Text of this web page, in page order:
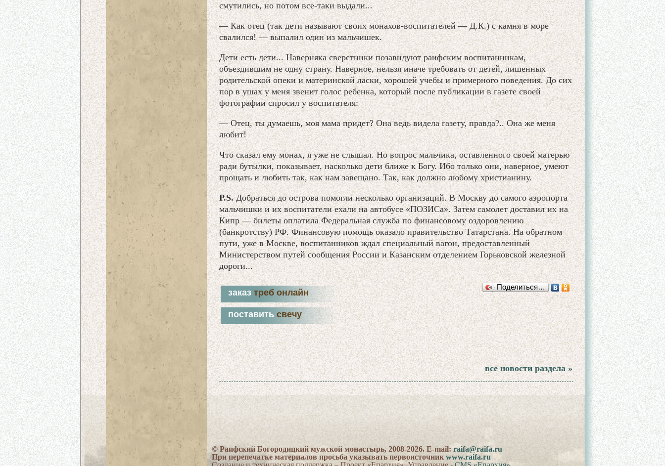
смутились, но потом все-таки выдали...
— Как отец (так дети называют своих монахов-воспитателей — Д.К.) с камня в море
свалился! — выпалил один из мальчишек.
Дети есть дети... Наверняка сверстники позавидуют раифским воспитанникам,
объездившим не одну страну. Наверное, нельзя иначе требовать от детей, лишенных
родительской опеки и материнской ласки, хорошей учебы и примерного поведения. До сих
пор в ушах у меня звенит голос ребенка, который после публикации в газете своей
фотографии спросил у воспитателя:
— Отец, ты думаешь, моя мама придет? Она ведь видела газету, правда?.. Она же меня
любит!
Что сказал ему монах, я уже не слышал. Но вопрос мальчика, оставленного своей матерью
ради бутылки, показывает, насколько дети ближе к Богу. Ибо только они, наверное, умеют
прощать и любить так, как нам завещано. Так, как должно любому христианину.
P.S.Добраться до острова помогли несколько организаций. В Москву до самого аэропорта
мальчишки и их воспитатели ехали на автобусе «ПОЗИСа». Затем самолет доставил их на
Кипр — билеты оплатила Федеральная служба по финансовому оздоровлению
(банкротству) РФ. Финансовую помощь оказало правительство Татарстана. На обратном
пути, уже в Москве, воспитанников ждал специальный вагон, предоставленный
Министерством путей сообщения России и Казанским отделением Горьковской железной
дороги...
заказ треб онлайн
поставить свечу
Поделиться…
все новости раздела »
© Раифский Богородицкий мужской монастырь, 2008-2026. E-mail:raifa@raifa.ru
При перепечатке материалов просьба указывать первоисточник www.raifa.ru